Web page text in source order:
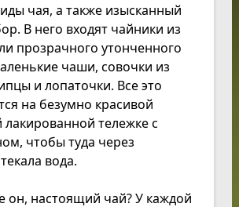
чая, а также изысканный
В него входят чайники из
прозрачного утонченного
чаши, совочки из
и лопаточки. Все это
на безумно красивой
тележке с
чтобы туда через
вода.
он, настоящий чай? У каждой